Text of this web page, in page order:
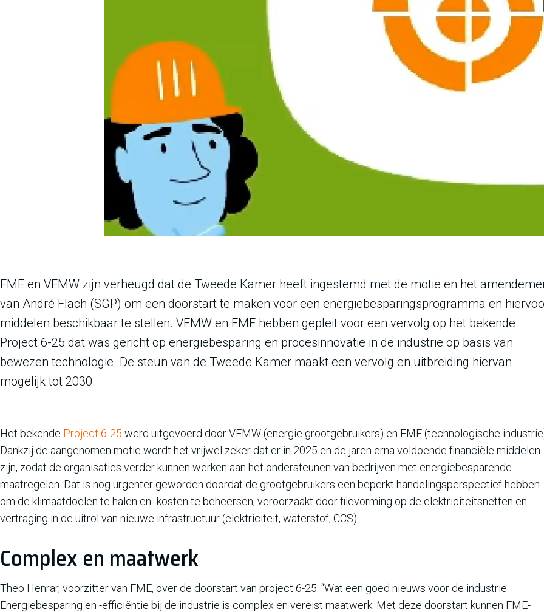
FME en VEMW zijn verheugd dat de Tweede Kamer heeft ingestemd met de motie en het
van André Flach (SGP) om een doorstart te maken voor een energiebesparingsprogramma en
middelen beschikbaar te stellen. VEMW en FME hebben gepleit voor een vervolg op het bekende
Project 6-25 dat was gericht op energiebesparing en procesinnovatie in de industrie op basis van
bewezen technologie. De steun van de Tweede Kamer maakt een vervolg en uitbreiding hiervan
mogelijk tot 2030.
Het bekende Project 6-25 werd uitgevoerd door VEMW (energie grootgebruikers) en FME (technologische
Dankzij de aangenomen motie wordt het vrijwel zeker dat er in 2025 en de jaren erna voldoende financiële middelen
zijn, zodat de organisaties verder kunnen werken aan het ondersteunen van bedrijven met energiebesparende
maatregelen. Dat is nog urgenter geworden doordat de grootgebruikers een beperkt handelingsperspectief hebben
om de klimaatdoelen te halen en -kosten te beheersen, veroorzaakt door filevorming op de elektriciteitsnetten en
vertraging in de uitrol van nieuwe infrastructuur (elektriciteit, waterstof, CCS).
Complex en maatwerk
Theo Henrar, voorzitter van FME, over de doorstart van project 6-25: “Wat een goed nieuws voor de industrie.
Energiebesparing en -efficiëntie bij de industrie is complex en vereist maatwerk. Met deze doorstart kunnen FME-